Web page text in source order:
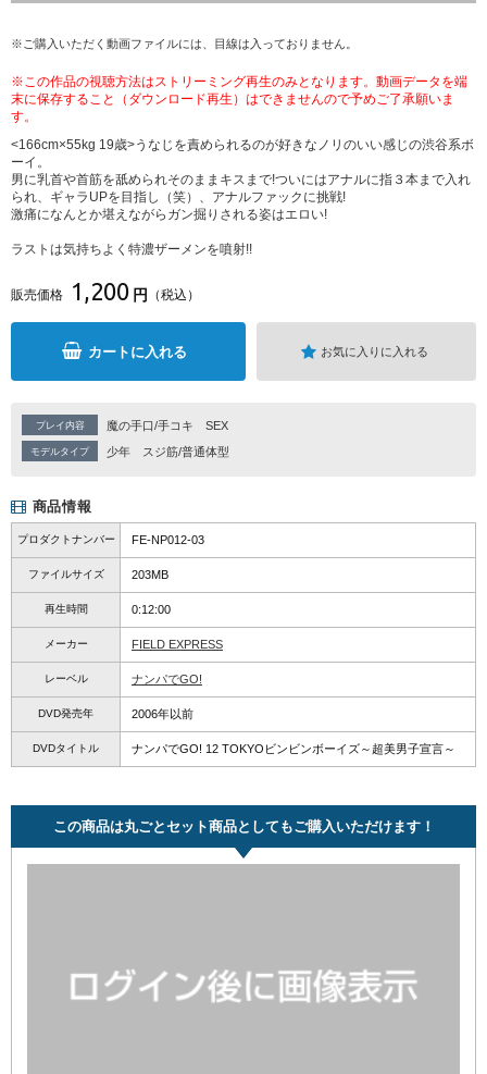
※ご購入いただく動画ファイルには、目線は入っておりません。
※この作品の視聴方法はストリーミング再生のみとなります。動画データを端
末に保存すること（ダウンロード再生）はできませんので予めご了承願いま
す。
<166cm×55kg 19歳>うなじを責められるのが好きなノリのいい感じの渋谷系ボ
ーイ。
男に乳首や首筋を舐められそのままキスまで!ついにはアナルに指３本まで入れ
られ、ギャラUPを目指し（笑）、アナルファックに挑戦!
激痛になんとか堪えながらガン掘りされる姿はエロい!
ラストは気持ちよく特濃ザーメンを噴射!!
販売価格 1,200 円 （税込）
カートに入れる お気に入りに入れる
プレイ内容 魔の手口/手コキ SEX
モデルタイプ 少年 スジ筋/普通体型
商品情報
プロダクトナンバー FE-NP012-03
ファイルサイズ 203MB
再生時間 0:12:00
メーカー FIELD EXPRESS
レーベル ナンパでGO!
DVD発売年 2006年以前
DVDタイトル ナンパでGO! 12 TOKYOビンビンボーイズ～超美男子宣言～
この商品は丸ごとセット商品としてもご購入いただけます！